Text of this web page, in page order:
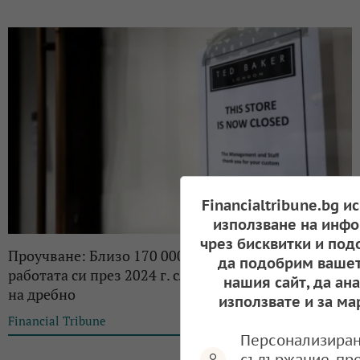
Проучване: Близо 170 000 британци са загубили
работата си през 2024 г. след срива в търговията
на дребно
Financial Tribune
Financialtribune.bg
използване на
чрез бисквитки и
да подобрим
нашия сайт, да
използвате и за